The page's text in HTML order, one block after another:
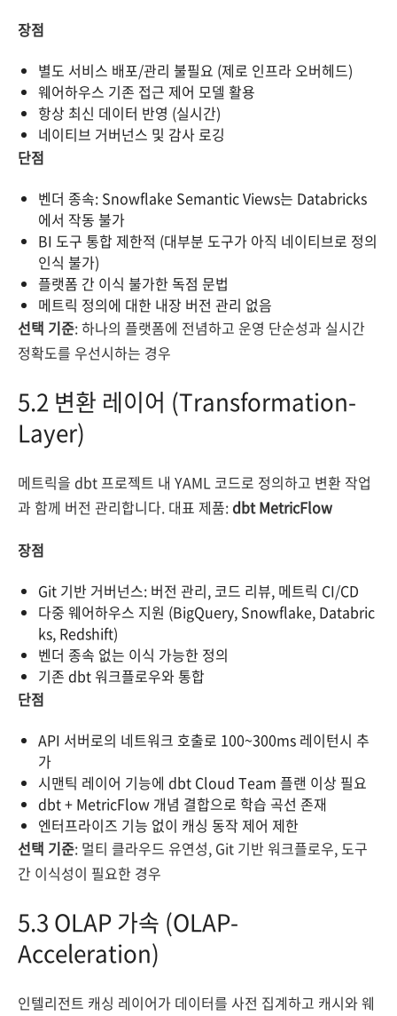
장점
별도 서비스 배포/관리 불필요 (제로 인프라 오버헤드)
웨어하우스 기존 접근 제어 모델 활용
항상 최신 데이터 반영 (실시간)
네이티브 거버넌스 및 감사 로깅
단점
벤더 종속: Snowflake Semantic Views는 Databricks
에서 작동 불가
BI 도구 통합 제한적 (대부분 도구가 아직 네이티브로 정의
인식 불가)
플랫폼 간 이식 불가한 독점 문법
메트릭 정의에 대한 내장 버전 관리 없음
선택 기준: 하나의 플랫폼에 전념하고 운영 단순성과 실시간
정확도를 우선시하는 경우
5.2 변환 레이어 (Transformation-
Layer)
메트릭을 dbt 프로젝트 내 YAML 코드로 정의하고 변환 작업
과 함께 버전 관리합니다. 대표 제품:dbt MetricFlow
장점
Git 기반 거버넌스: 버전 관리, 코드 리뷰, 메트릭 CI/CD
다중 웨어하우스 지원 (BigQuery, Snowflake, Databric
ks, Redshift)
벤더 종속 없는 이식 가능한 정의
기존 dbt 워크플로우와 통합
단점
API 서버로의 네트워크 호출로 100~300ms 레이턴시 추
가
시맨틱 레이어 기능에 dbt Cloud Team 플랜 이상 필요
dbt + MetricFlow 개념 결합으로 학습 곡선 존재
엔터프라이즈 기능 없이 캐싱 동작 제어 제한
선택 기준: 멀티 클라우드 유연성, Git 기반 워크플로우, 도구
간 이식성이 필요한 경우
5.3 OLAP 가속 (OLAP-
Acceleration)
인텔리전트 캐싱 레이어가 데이터를 사전 집계하고 캐시와 웨